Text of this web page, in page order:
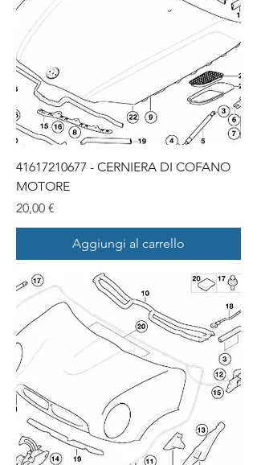
41617210677 - CERNIERA DI COFANO
MOTORE
Prezzo
20,00 €
Aggiungi al carrello